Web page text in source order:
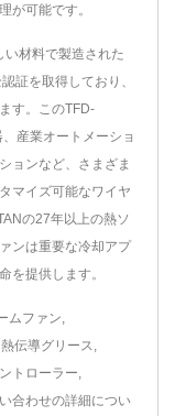
が可能です。
材料で製造された
証を取得しており、
す。このTFD-
産業オートメーショ
ョンなど、さまざま
マイズ可能なワイヤ
の27年以上の熱ソ
ンは重要な冷却アプ
を提供します。
ムファン
熱伝導グリース
トローラー
合わせの詳細につい